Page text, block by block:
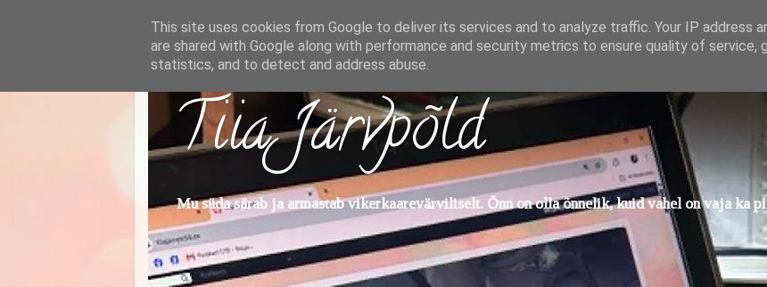
Tiia Järvpõld
Mu süda särab ja armastab vikerkaarevärviliselt. Õnn on olla õnnelik, kuid vahel on vaja ka
This site uses cookies from Google to deliver its services and to analyze traffic. Your IP address
are shared with Google along with performance and security metrics to ensure quality of service,
statistics, and to detect and address abuse.